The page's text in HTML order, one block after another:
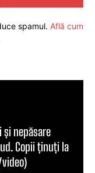
spamul. Află cum
nepăsare
Copii ținuți la